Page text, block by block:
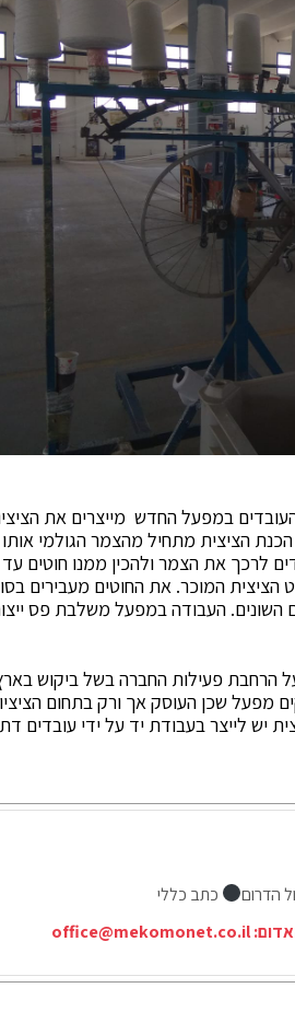
בשני המפעלים. העובדים במפעל החדש מייצרים את
הציצית מתחיל מהצמר הגולמי
לרכך את הצמר ולהכין ממנו חוטים
הציצית המוכר. את החוטים מעבירים
העבודה במפעל משלבת פס
פעילות החברה בשל ביקוש
מפעל שכן העוסק אך ורק בתחום
לייצר בעבודת יד על ידי עובדים
הדרום
כתב כללי
office@mekomonet.co.il